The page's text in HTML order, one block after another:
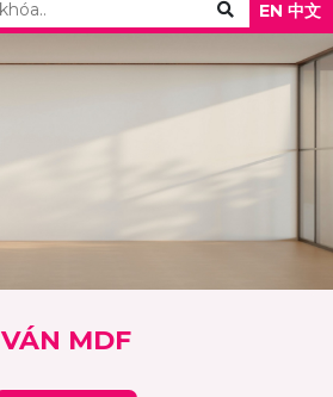
EN 中文
VÁN MDF